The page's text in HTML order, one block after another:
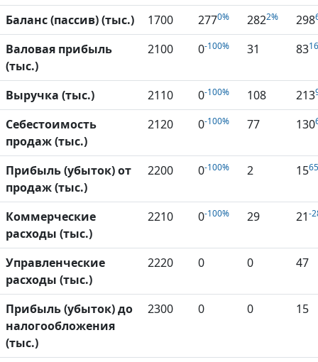
Баланс (пассив) (тыс.) 1700 2770% 2822% 298
Валовая прибыль
(тыс.)
2100 0-100% 31 83
Выручка (тыс.) 2110 0-100% 108 213
Себестоимость
продаж (тыс.)
2120 0-100% 77 130
Прибыль (убыток) от
продаж (тыс.)
2200 0-100% 2 15
Коммерческие
расходы (тыс.)
2210 0-100% 29 21-
Управленческие
расходы (тыс.)
2220 0 0 47
Прибыль (убыток) до
налогообложения
(тыс.)
2300 0 0 15